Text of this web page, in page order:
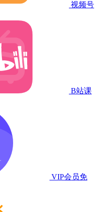
视频号
B站课
VIP会员免